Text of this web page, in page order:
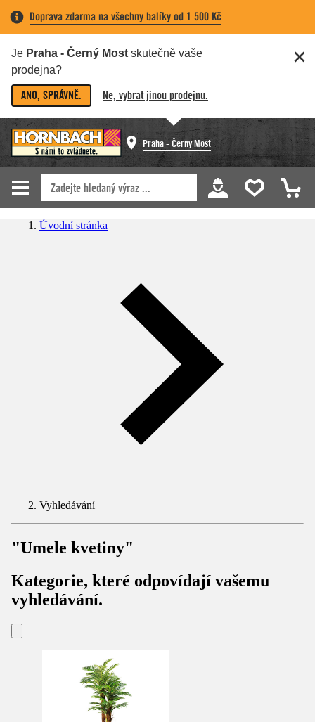
Doprava zdarma na všechny balíky od 1 500 Kč
Je Praha - Černý Most skutečně vaše
prodejna?
ANO, SPRÁVNĚ. Ne, vybrat jinou prodejnu.
Praha - Černý Most
Úvodní stránka
Vyhledávání
"Umele kvetiny"
Kategorie, které odpovídají vašemu
vyhledávání.